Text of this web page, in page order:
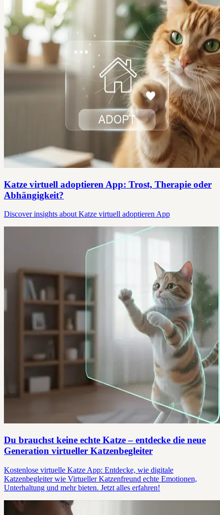
Katze virtuell adoptieren App: Trost, Therapie oder
Abhängigkeit?
Discover insights about Katze virtuell adoptieren App
Du brauchst keine echte Katze – entdecke die neue
Generation virtueller Katzenbegleiter
Kostenlose virtuelle Katze App: Entdecke, wie digitale
Katzenbegleiter wie Virtueller Katzenfreund echte Emotionen,
Unterhaltung und mehr bieten. Jetzt alles erfahren!